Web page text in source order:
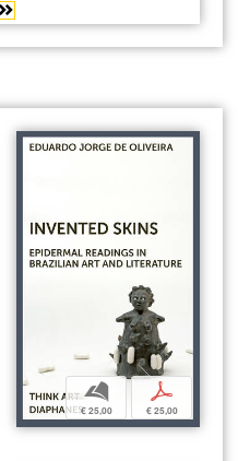
b
€ 25,00
p
€ 25,00